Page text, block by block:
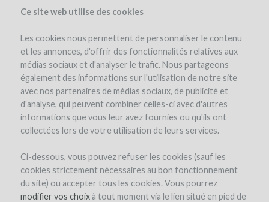
Ce site web utilise des cookies
Les cookies nous permettent de personnaliser le contenu
et les annonces, d'offrir des fonctionnalités relatives aux
médias sociaux et d'analyser le trafic. Nous partageons
également des informations sur l'utilisation de notre site
avec nos partenaires de médias sociaux, de publicité et
d'analyse, qui peuvent combiner celles-ci avec d'autres
informations que vous leur avez fournies ou qu'ils ont
collectées lors de votre utilisation de leurs services.
Ci-dessous, vous pouvez refuser les cookies (sauf les
cookies strictement nécessaires au bon fonctionnement
du site) ou accepter tous les cookies. Vous pourrez
modifier vos choixà tout moment via le lien situé en pied de
REGISTRO